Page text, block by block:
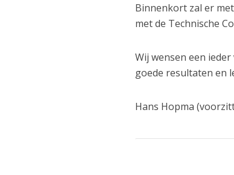
Binnenkort zal er
met de Technische
Wij wensen een
goede resultaten en
Hans Hopma